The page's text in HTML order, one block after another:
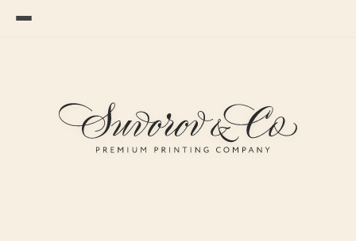
Пропустить к основному содержимому